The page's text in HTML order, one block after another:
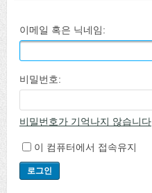
이메일 혹은 닉네임:
비밀번호:
비밀번호가 기억나지 않습니다
이 컴퓨터에서 접속유지